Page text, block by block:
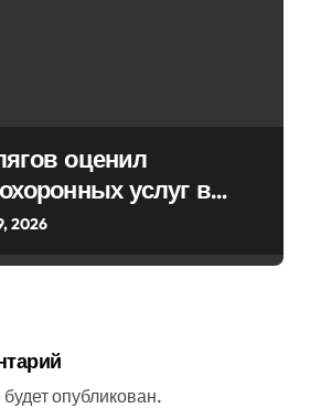
оценил
услуг в
2026
опубликован.